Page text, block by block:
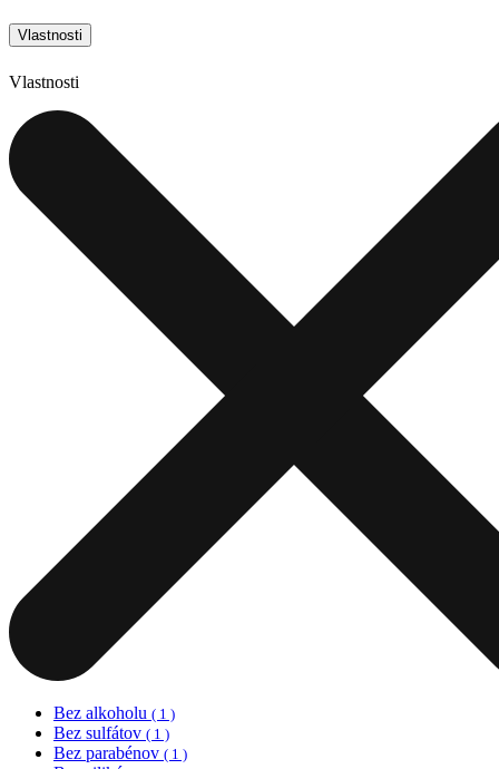
Vlastnosti
Vlastnosti
Bez alkoholu ( 1 )
Bez sulfátov ( 1 )
Bez parabénov ( 1 )